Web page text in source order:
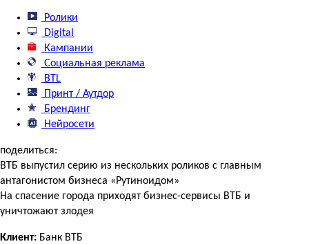
Ролики
Digital
Кампании
Социальная реклама
BTL
Принт / Аутдор
Брендинг
Нейросети
поделиться:
ВТБ выпустил серию из нескольких роликов с главным
антагонистом бизнеса «Рутиноидом»
На спасение города приходят бизнес-сервисы ВТБ и
уничтожают злодея
Клиент: Банк ВТБ